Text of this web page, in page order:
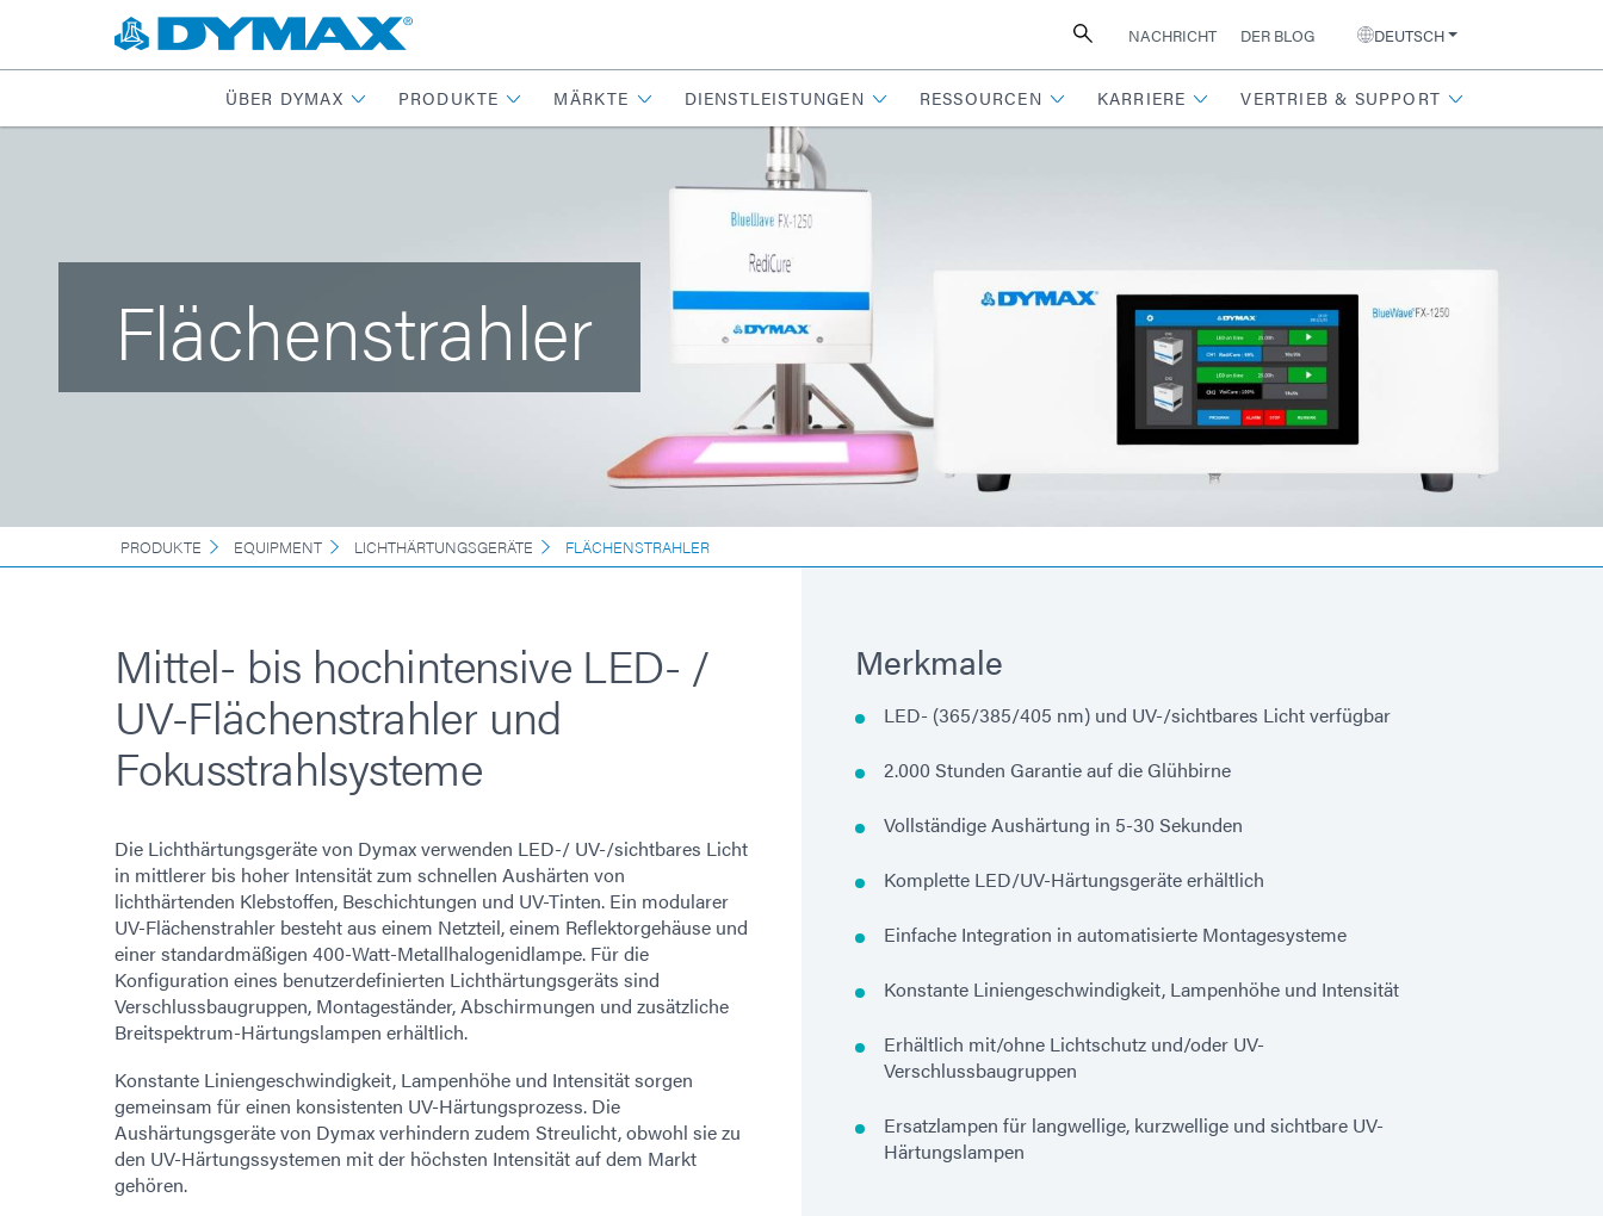
NACHRICHT DER BLOG DEUTSCH
ÜBER DYMAX PRODUKTE MÄRKTE DIENSTLEISTUNGEN RESSOURCEN KARRIERE VERTRIEB & SUPPORT
Flächenstrahler
PRODUKTE EQUIPMENT LICHTHÄRTUNGSGERÄTE FLÄCHENSTRAHLER
Mittel- bis hochintensive LED- /
UV-Flächenstrahler und
Fokusstrahlsysteme
Die Lichthärtungsgeräte von Dymax verwenden LED-/ UV-/sichtbares Licht
in mittlerer bis hoher Intensität zum schnellen Aushärten von
lichthärtenden Klebstoffen, Beschichtungen und UV-Tinten. Ein modularer
UV-Flächenstrahler besteht aus einem Netzteil, einem Reflektorgehäuse und
einer standardmäßigen 400-Watt-Metallhalogenidlampe. Für die
Konfiguration eines benutzerdefinierten Lichthärtungsgeräts sind
Verschlussbaugruppen, Montageständer, Abschirmungen und zusätzliche
Breitspektrum-Härtungslampen erhältlich.
Konstante Liniengeschwindigkeit, Lampenhöhe und Intensität sorgen
gemeinsam für einen konsistenten UV-Härtungsprozess. Die
Aushärtungsgeräte von Dymax verhindern zudem Streulicht, obwohl sie zu
den UV-Härtungssystemen mit der höchsten Intensität auf dem Markt
gehören.
Merkmale
LED- (365/385/405 nm) und UV-/sichtbares Licht verfügbar
2.000 Stunden Garantie auf die Glühbirne
Vollständige Aushärtung in 5-30 Sekunden
Komplette LED/UV-Härtungsgeräte erhältlich
Einfache Integration in automatisierte Montagesysteme
Konstante Liniengeschwindigkeit, Lampenhöhe und Intensität
Erhältlich mit/ohne Lichtschutz und/oder UV-
Verschlussbaugruppen
Ersatzlampen für langwellige, kurzwellige und sichtbare UV-
Härtungslampen